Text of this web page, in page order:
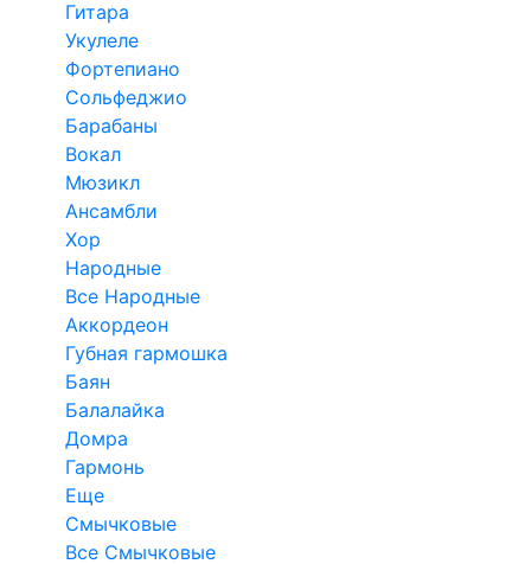
Гитара
Укулеле
Фортепиано
Сольфеджио
Барабаны
Вокал
Мюзикл
Ансамбли
Хор
Народные
Все Народные
Аккордеон
Губная гармошка
Баян
Балалайка
Домра
Гармонь
Еще
Смычковые
Все Смычковые